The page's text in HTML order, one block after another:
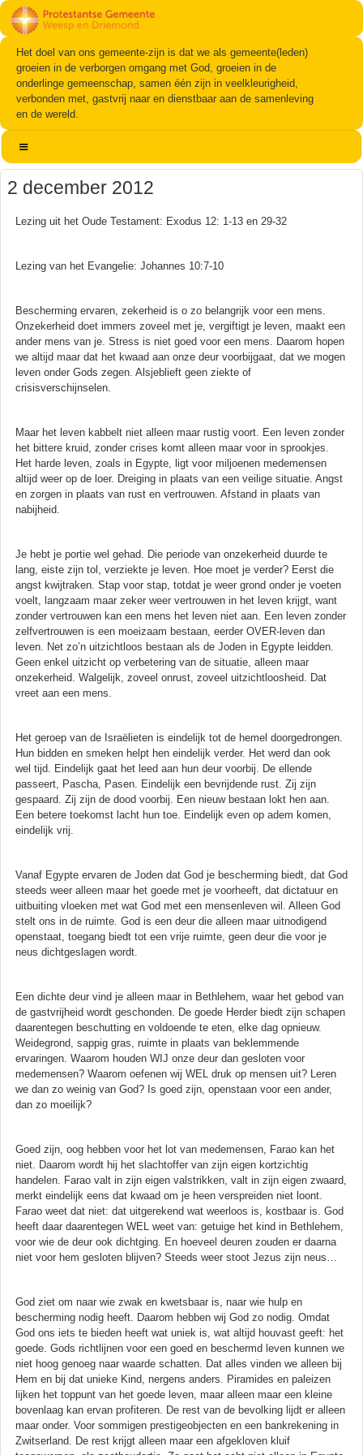
Het doel van ons gemeente-zijn is dat we als gemeente(leden)
groeien in de verborgen omgang met God, groeien in de
onderlinge gemeenschap, samen één zijn in veelkleurigheid,
verbonden met, gastvrij naar en dienstbaar aan de samenleving
en de wereld.
2 december 2012
Lezing uit het Oude Testament: Exodus 12: 1-13 en 29-32
Lezing van het Evangelie: Johannes 10:7-10
Bescherming ervaren, zekerheid is o zo belangrijk voor een mens.
Onzekerheid doet immers zoveel met je, vergiftigt je leven, maakt een
ander mens van je. Stress is niet goed voor een mens. Daarom hopen
we altijd maar dat het kwaad aan onze deur voorbijgaat, dat we mogen
leven onder Gods zegen. Alsjeblieft geen ziekte of
crisisverschijnselen.
Maar het leven kabbelt niet alleen maar rustig voort. Een leven zonder
het bittere kruid, zonder crises komt alleen maar voor in sprookjes.
Het harde leven, zoals in Egypte, ligt voor miljoenen medemensen
altijd weer op de loer. Dreiging in plaats van een veilige situatie. Angst
en zorgen in plaats van rust en vertrouwen. Afstand in plaats van
nabijheid.
Je hebt je portie wel gehad. Die periode van onzekerheid duurde te
lang, eiste zijn tol, verziekte je leven. Hoe moet je verder? Eerst die
angst kwijtraken. Stap voor stap, totdat je weer grond onder je voeten
voelt, langzaam maar zeker weer vertrouwen in het leven krijgt, want
zonder vertrouwen kan een mens het leven niet aan. Een leven zonder
zelfvertrouwen is een moeizaam bestaan, eerder OVER-leven dan
leven. Net zo’n uitzichtloos bestaan als de Joden in Egypte leidden.
Geen enkel uitzicht op verbetering van de situatie, alleen maar
onzekerheid. Walgelijk, zoveel onrust, zoveel uitzichtloosheid. Dat
vreet aan een mens.
Het geroep van de Israëlieten is eindelijk tot de hemel doorgedrongen.
Hun bidden en smeken helpt hen eindelijk verder. Het werd dan ook
wel tijd. Eindelijk gaat het leed aan hun deur voorbij. De ellende
passeert, Pascha, Pasen. Eindelijk een bevrijdende rust. Zij zijn
gespaard. Zij zijn de dood voorbij. Een nieuw bestaan lokt hen aan.
Een betere toekomst lacht hun toe. Eindelijk even op adem komen,
eindelijk vrij.
Vanaf Egypte ervaren de Joden dat God je bescherming biedt, dat God
steeds weer alleen maar het goede met je voorheeft, dat dictatuur en
uitbuiting vloeken met wat God met een mensenleven wil. Alleen God
stelt ons in de ruimte. God is een deur die alleen maar uitnodigend
openstaat, toegang biedt tot een vrije ruimte, geen deur die voor je
neus dichtgeslagen wordt.
Een dichte deur vind je alleen maar in Bethlehem, waar het gebod van
de gastvrijheid wordt geschonden. De goede Herder biedt zijn schapen
daarentegen beschutting en voldoende te eten, elke dag opnieuw.
Weidegrond, sappig gras, ruimte in plaats van beklemmende
ervaringen. Waarom houden WIJ onze deur dan gesloten voor
medemensen? Waarom oefenen wij WEL druk op mensen uit? Leren
we dan zo weinig van God? Is goed zijn, openstaan voor een ander,
dan zo moeilijk?
Goed zijn, oog hebben voor het lot van medemensen, Farao kan het
niet. Daarom wordt hij het slachtoffer van zijn eigen kortzichtig
handelen. Farao valt in zijn eigen valstrikken, valt in zijn eigen zwaard,
merkt eindelijk eens dat kwaad om je heen verspreiden niet loont.
Farao weet dat niet: dat uitgerekend wat weerloos is, kostbaar is. God
heeft daar daarentegen WEL weet van: getuige het kind in Bethlehem,
voor wie de deur ook dichtging. En hoeveel deuren zouden er daarna
niet voor hem gesloten blijven? Steeds weer stoot Jezus zijn neus…
God ziet om naar wie zwak en kwetsbaar is, naar wie hulp en
bescherming nodig heeft. Daarom hebben wij God zo nodig. Omdat
God ons iets te bieden heeft wat uniek is, wat altijd houvast geeft: het
goede. Gods richtlijnen voor een goed en beschermd leven kunnen we
niet hoog genoeg naar waarde schatten. Dat alles vinden we alleen bij
Hem en bij dat unieke Kind, nergens anders. Piramides en paleizen
lijken het toppunt van het goede leven, maar alleen maar een kleine
bovenlaag kan ervan profiteren. De rest van de bevolking lijdt er alleen
maar onder. Voor sommigen prestigeobjecten en een bankrekening in
Zwitserland. De rest krijgt alleen maar een afgekloven kluif